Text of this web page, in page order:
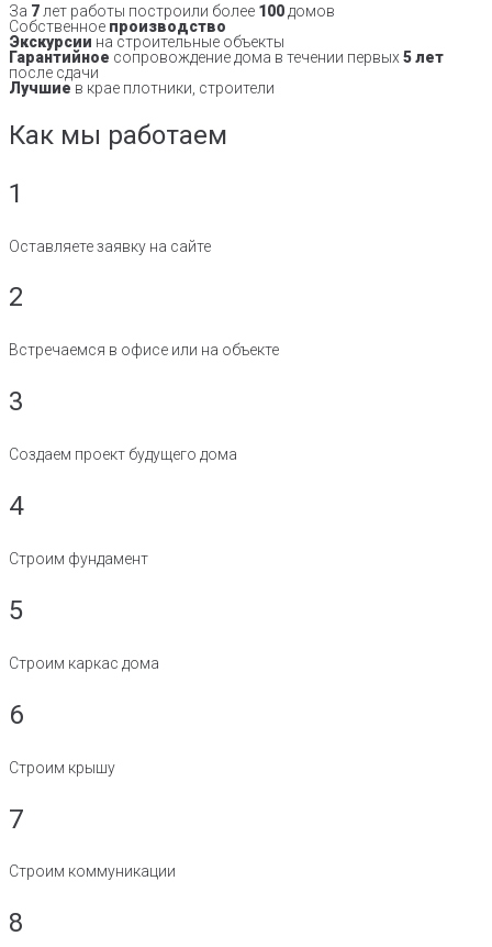
За 7 лет работы построили более 100 домов
Собственное производство
Экскурсии на строительные объекты
Гарантийное сопровождение дома в течении первых 5 лет
после сдачи
Лучшие в крае плотники, строители
Как мы работаем
1
Оставляете заявку на сайте
2
Встречаемся в офисе или на объекте
3
Создаем проект будущего дома
4
Строим фундамент
5
Строим каркас дома
6
Строим крышу
7
Строим коммуникации
8